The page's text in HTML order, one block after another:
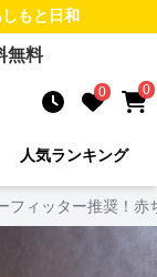
しもと日和
無料
0 0
人気ランキング
フィッター推奨！